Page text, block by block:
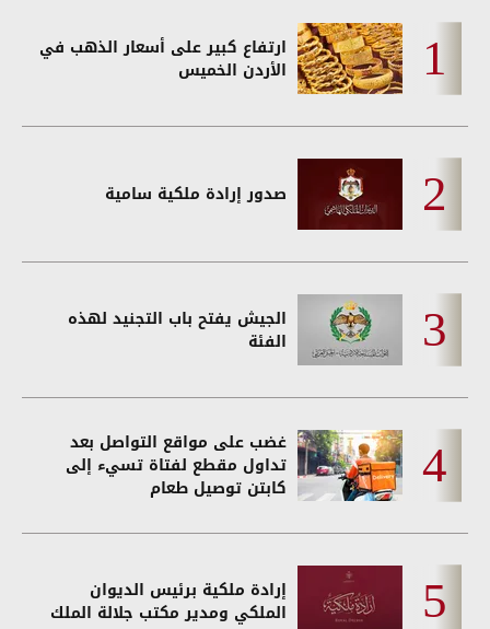
ارتفاع كبير على أسعار الذهب في
الأردن الخميس
صدور إرادة ملكية سامية
الجيش يفتح باب التجنيد لهذه
الفئة
غضب على مواقع التواصل بعد
تداول مقطع لفتاة تسيء إلى
كابتن توصيل طعام
إرادة ملكية برئيس الديوان
الملكي ومدير مكتب جلالة الملك